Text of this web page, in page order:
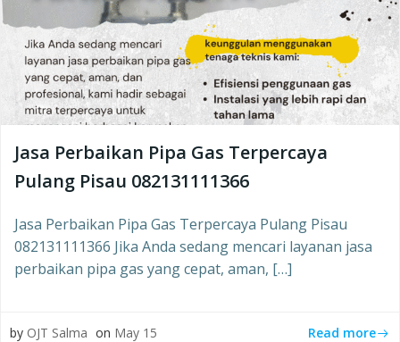
Jasa Perbaikan Pipa Gas Terpercaya
Pulang Pisau 082131111366
Jasa Perbaikan Pipa Gas Terpercaya Pulang Pisau
082131111366 Jika Anda sedang mencari layanan jasa
perbaikan pipa gas yang cepat, aman, […]
by OJT Salma on May 15 Read more